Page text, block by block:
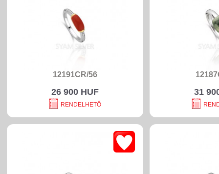
12191CR/56
26 900 HUF
RENDELHETŐ
31